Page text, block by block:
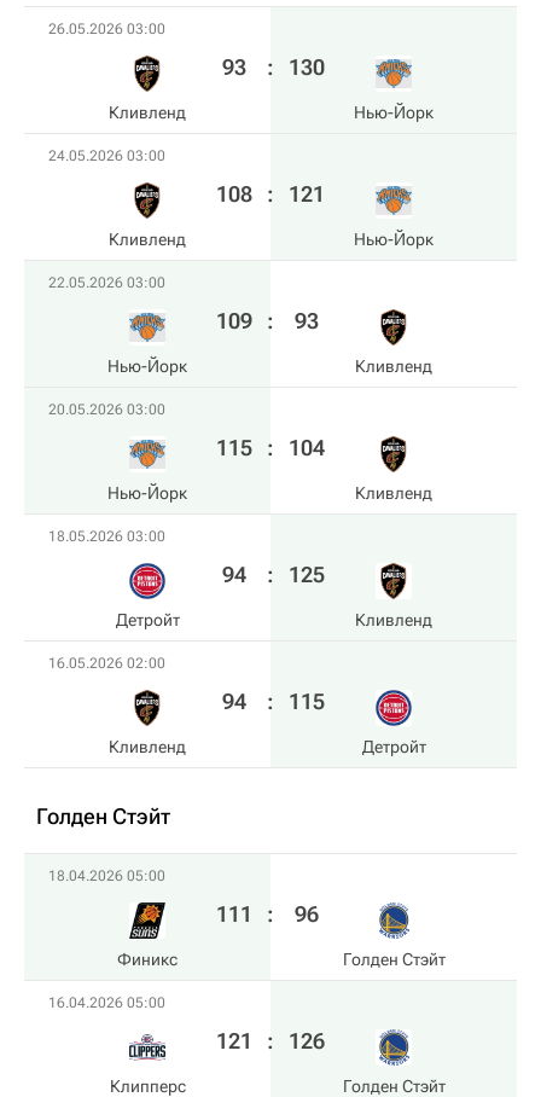
26.05.2026 03:00
Кливленд
93 : 130
Нью-Йорк
24.05.2026 03:00
Кливленд
108 : 121
Нью-Йорк
22.05.2026 03:00
Нью-Йорк
109 : 93
Кливленд
20.05.2026 03:00
Нью-Йорк
115 : 104
Кливленд
18.05.2026 03:00
Детройт
94 : 125
Кливленд
16.05.2026 02:00
Кливленд
94 : 115
Детройт
Голден Стэйт
18.04.2026 05:00
Финикс
111 : 96
Голден Стэйт
16.04.2026 05:00
Клипперс
121 : 126
Голден Стэйт